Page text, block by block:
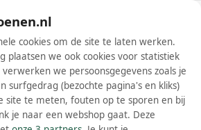
Wis filters Alle filters
cookies om de site te laten werken.
plaatsen we ook cookies voor statistiek
we persoonsgegevens zoals je
surfgedrag (bezochte pagina's en kliks)
site te meten, fouten op te sporen en bij
je naar een webshop gaat. Deze